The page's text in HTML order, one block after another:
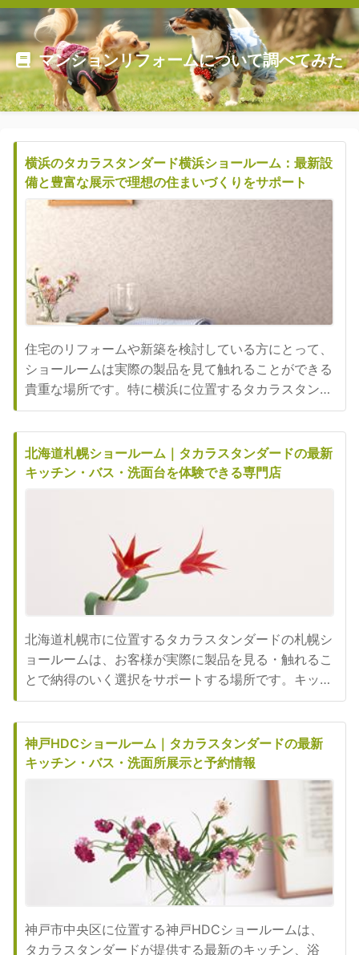
マンションリフォームについて調べてみた
横浜のタカラスタンダード横浜ショールーム：最新設
備と豊富な展示で理想の住まいづくりをサポート
住宅のリフォームや新築を検討している方にとって、
ショールームは実際の製品を見て触れることができる
貴重な場所です。特に横浜に位置するタカラスタンダ
ード横浜ショールームは、神奈川県内でも最大規模を
誇り、多彩な展示と専門スタッフによる丁寧なサポー
トで、住まいの夢を具体的に形にするお手伝いをして
います。本記事では、横浜ショールームの特徴や提供
北海道札幌ショールーム｜タカラスタンダードの最新
キッチン・バス・洗面台を体験できる専門店
北海道札幌市に位置するタカラスタンダードの札幌シ
ョールームは、お客様が実際に製品を見る・触れるこ
とで納得のいく選択をサポートする場所です。キッチ
ン、浴室、お風呂、洗面台、トイレといった住空間を
快適にするアイテムを豊富に展示しており、リフォー
ムや新築をお考えのお客様にとって重要な情報や商品
を直接確認できる魅力的な施設です。特に、最新のデ
神戸HDCショールーム｜タカラスタンダードの最新
キッチン・バス・洗面所展示と予約情報
神戸市中央区に位置する神戸HDCショールームは、
タカラスタンダードが提供する最新のキッチン、浴